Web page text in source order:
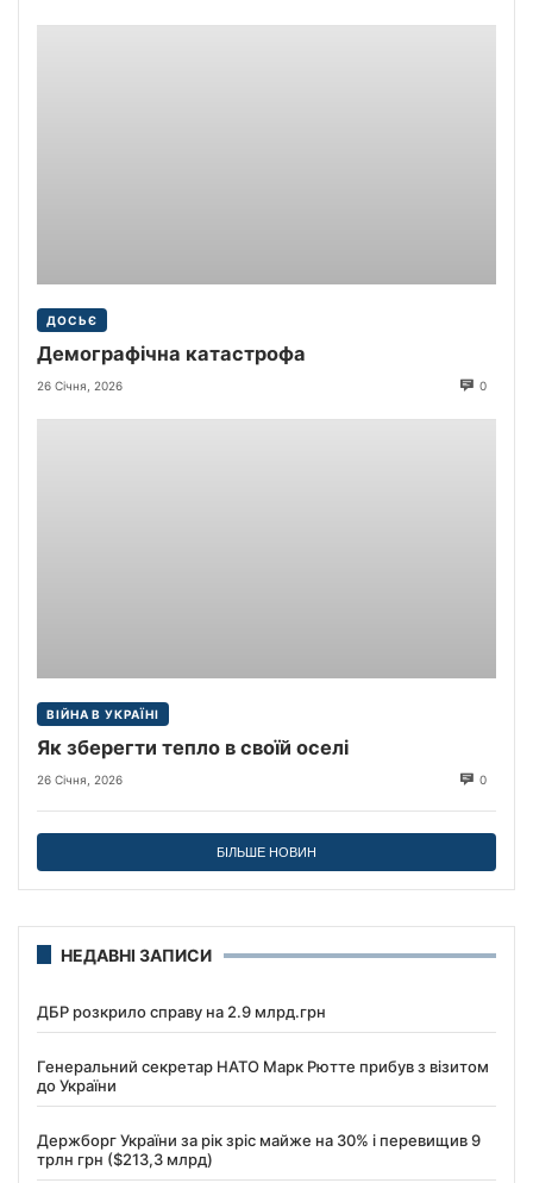
ДОСЬЄ
Демографічна катастрофа
26 Січня, 2026 0
ВІЙНА В УКРАЇНІ
Як зберегти тепло в своїй оселі
26 Січня, 2026 0
БІЛЬШЕ НОВИН
НЕДАВНІ ЗАПИСИ
ДБР розкрило справу на 2.9 млрд.грн
Генеральний секретар НАТО Марк Рютте прибув з візитом
до України
Держборг України за рік зріс майже на 30% і перевищив 9
трлн грн ($213,3 млрд)